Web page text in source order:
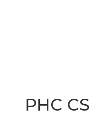
PHC CS